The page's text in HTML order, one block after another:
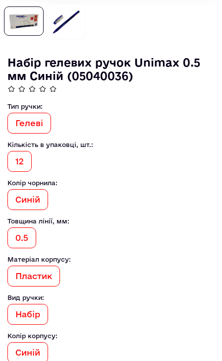
Набір гелевих ручок Unimax 0.5
мм Синій (05040036)
Тип ручки:
Гелеві
Кількість в упаковці, шт.:
12
Колір чорнила:
Синій
Товщина лінії, мм:
0.5
Матеріал корпусу:
Пластик
Вид ручки:
Набір
Колір корпусу:
Синій